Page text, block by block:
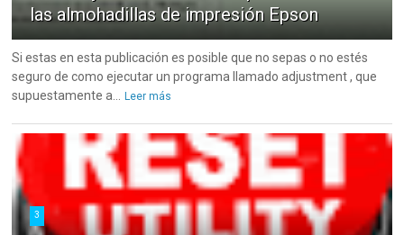
las almohadillas de impresión Epson
Si estas en esta publicación es posible que no sepas o no estés
seguro de como ejecutar un programa llamado adjustment , que
supuestamente a...
Leer más
3